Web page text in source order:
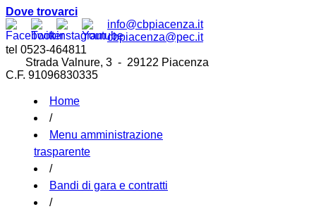
Dove trovarci
info@cbpiacenza.it
cbpiacenza@pec.it
tel 0523-464811
Strada Valnure, 3 - 29122 Piacenza
C.F. 91096830335
Home
/
Menu amministrazione
trasparente
/
Bandi di gara e contratti
/